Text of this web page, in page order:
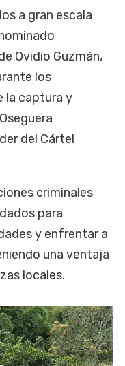
a gran escala
Ovidio Guzmán,
los
la captura y
del Cártel
criminales
para
y enfrentar a
una ventaja
locales.